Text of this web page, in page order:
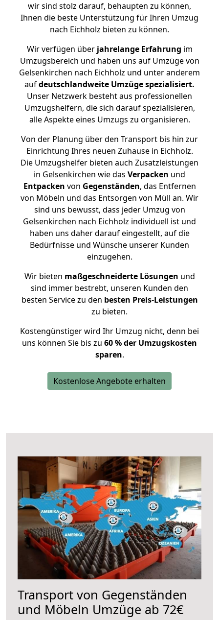
wir sind stolz darauf, behaupten zu können,
Ihnen die beste Unterstützung für Ihren Umzug
nach Eichholz bieten zu können.
Wir verfügen überjahrelange Erfahrung im
Umzugsbereich und haben uns auf Umzüge von
Gelsenkirchen nach Eichholz und unter anderem
aufdeutschlandweite Umzüge spezialisiert.
Unser Netzwerk besteht aus professionellen
Umzugshelfern, die sich darauf spezialisieren,
alle Aspekte eines Umzugs zu organisieren.
Von der Planung über den Transport bis hin zur
Einrichtung Ihres neuen Zuhause in Eichholz.
Die Umzugshelfer bieten auch Zusatzleistungen
in Gelsenkirchen wie das Verpacken und
Entpacken von Gegenständen, das Entfernen
von Möbeln und das Entsorgen von Müll an. Wir
sind uns bewusst, dass jeder Umzug von
Gelsenkirchen nach Eichholz individuell ist und
haben uns daher darauf eingestellt, auf die
Bedürfnisse und Wünsche unserer Kunden
einzugehen.
Wir bieten maßgeschneiderte Lösungen und
sind immer bestrebt, unseren Kunden den
besten Service zu den besten Preis-Leistungen
zu bieten.
Kostengünstiger wird Ihr Umzug nicht, denn bei
uns können Sie bis zu 60 % der Umzugskosten
sparen.
Kostenlose Angebote erhalten
Transport von Gegenständen
und Möbeln Umzüge ab 72€